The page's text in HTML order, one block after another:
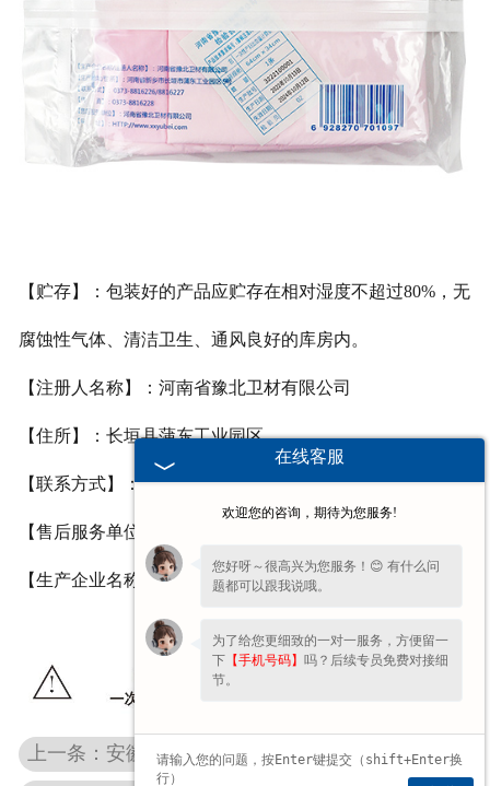
【贮存】：包装好的产品应贮存在相对湿度不超过80%，无
腐蚀性气体、清洁卫生、通风良好的库房内。
【注册人名称】：河南省豫北卫材有限公司
【住所】：长垣县蒲东工业园区
【联系方式】：0373-8816227/8816226
【售后服务单位】：河南省豫北卫材有限公司
【生产企业名称】：河南省豫北卫材有限公司
上一条：安徽弹力绷带
在线客服
欢迎您的咨询，期待为您服务!
您好呀～很高兴为您服务！😊 有什么问
题都可以跟我说哦。
为了给您更细致的一对一服务，方便留一
下 【手机号码】 吗？后续专员免费对接细
节。